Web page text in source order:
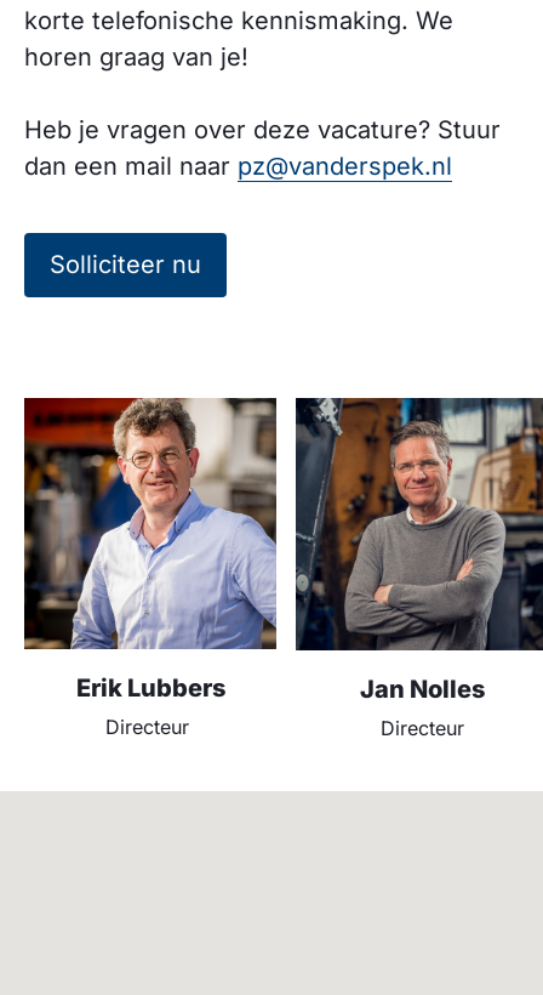
korte telefonische kennismaking. We
horen graag van je!
Heb je vragen over deze vacature? Stuur
dan een mail naar pz@vanderspek.nl
Solliciteer nu
Erik Lubbers
Directeur
Jan Nolles
Directeur